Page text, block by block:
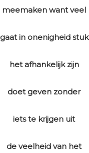
meemaken want veel
gaat in onenigheid stuk
het afhankelijk zijn
doet geven zonder
iets te krijgen uit
de veelheid van het